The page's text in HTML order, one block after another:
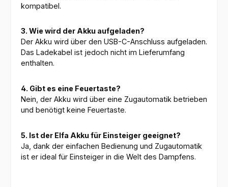
kompatibel.
3. Wie wird der Akku aufgeladen?
Der Akku wird über den USB-C-Anschluss aufgeladen.
Das Ladekabel ist jedoch nicht im Lieferumfang
enthalten.
4. Gibt es eine Feuertaste?
Nein, der Akku wird über eine Zugautomatik betrieben
und benötigt keine Feuertaste.
5. Ist der Elfa Akku für Einsteiger geeignet?
Ja, dank der einfachen Bedienung und Zugautomatik
ist er ideal für Einsteiger in die Welt des Dampfens.